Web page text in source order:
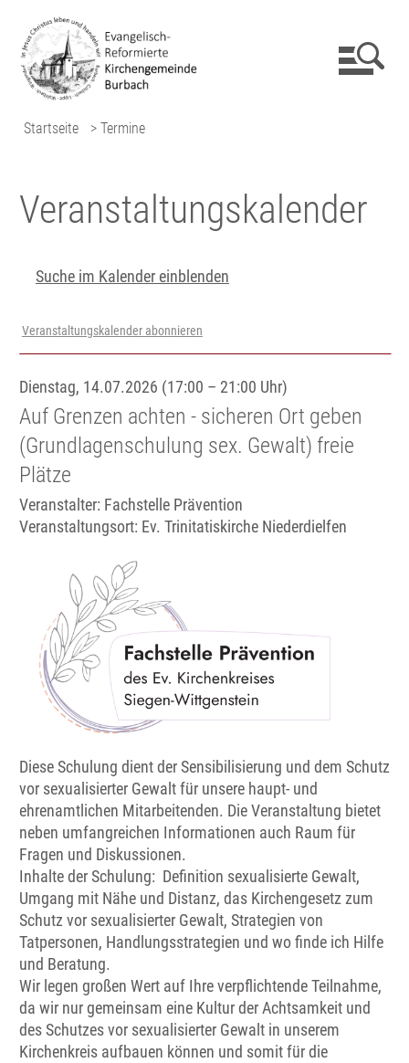
Startseite > Termine
Veranstaltungs­kalender
Suche im Kalender einblenden
Veranstaltungskalender abonnieren
Dienstag, 14.07.2026 (17:00 – 21:00 Uhr)
Auf Grenzen achten - sicheren Ort geben
(Grundlagenschulung sex. Gewalt) freie
Plätze
Veranstalter: Fachstelle Prävention
Veranstaltungsort: Ev. Trinitatiskirche Niederdielfen
Diese Schulung dient der Sensibilisierung und dem Schutz
vor sexualisierter Gewalt für unsere haupt- und
ehrenamtlichen Mitarbeitenden. Die Veranstaltung bietet
neben umfangreichen Informationen auch Raum für
Fragen und Diskussionen.
Inhalte der Schulung: Definition sexualisierte Gewalt,
Umgang mit Nähe und Distanz, das Kirchengesetz zum
Schutz vor sexualisierter Gewalt, Strategien von
Tatpersonen, Handlungsstrategien und wo finde ich Hilfe
und Beratung.
Wir legen großen Wert auf Ihre verpflichtende Teilnahme,
da wir nur gemeinsam eine Kultur der Achtsamkeit und
des Schutzes vor sexualisierter Gewalt in unserem
Kirchenkreis aufbauen können und somit für die